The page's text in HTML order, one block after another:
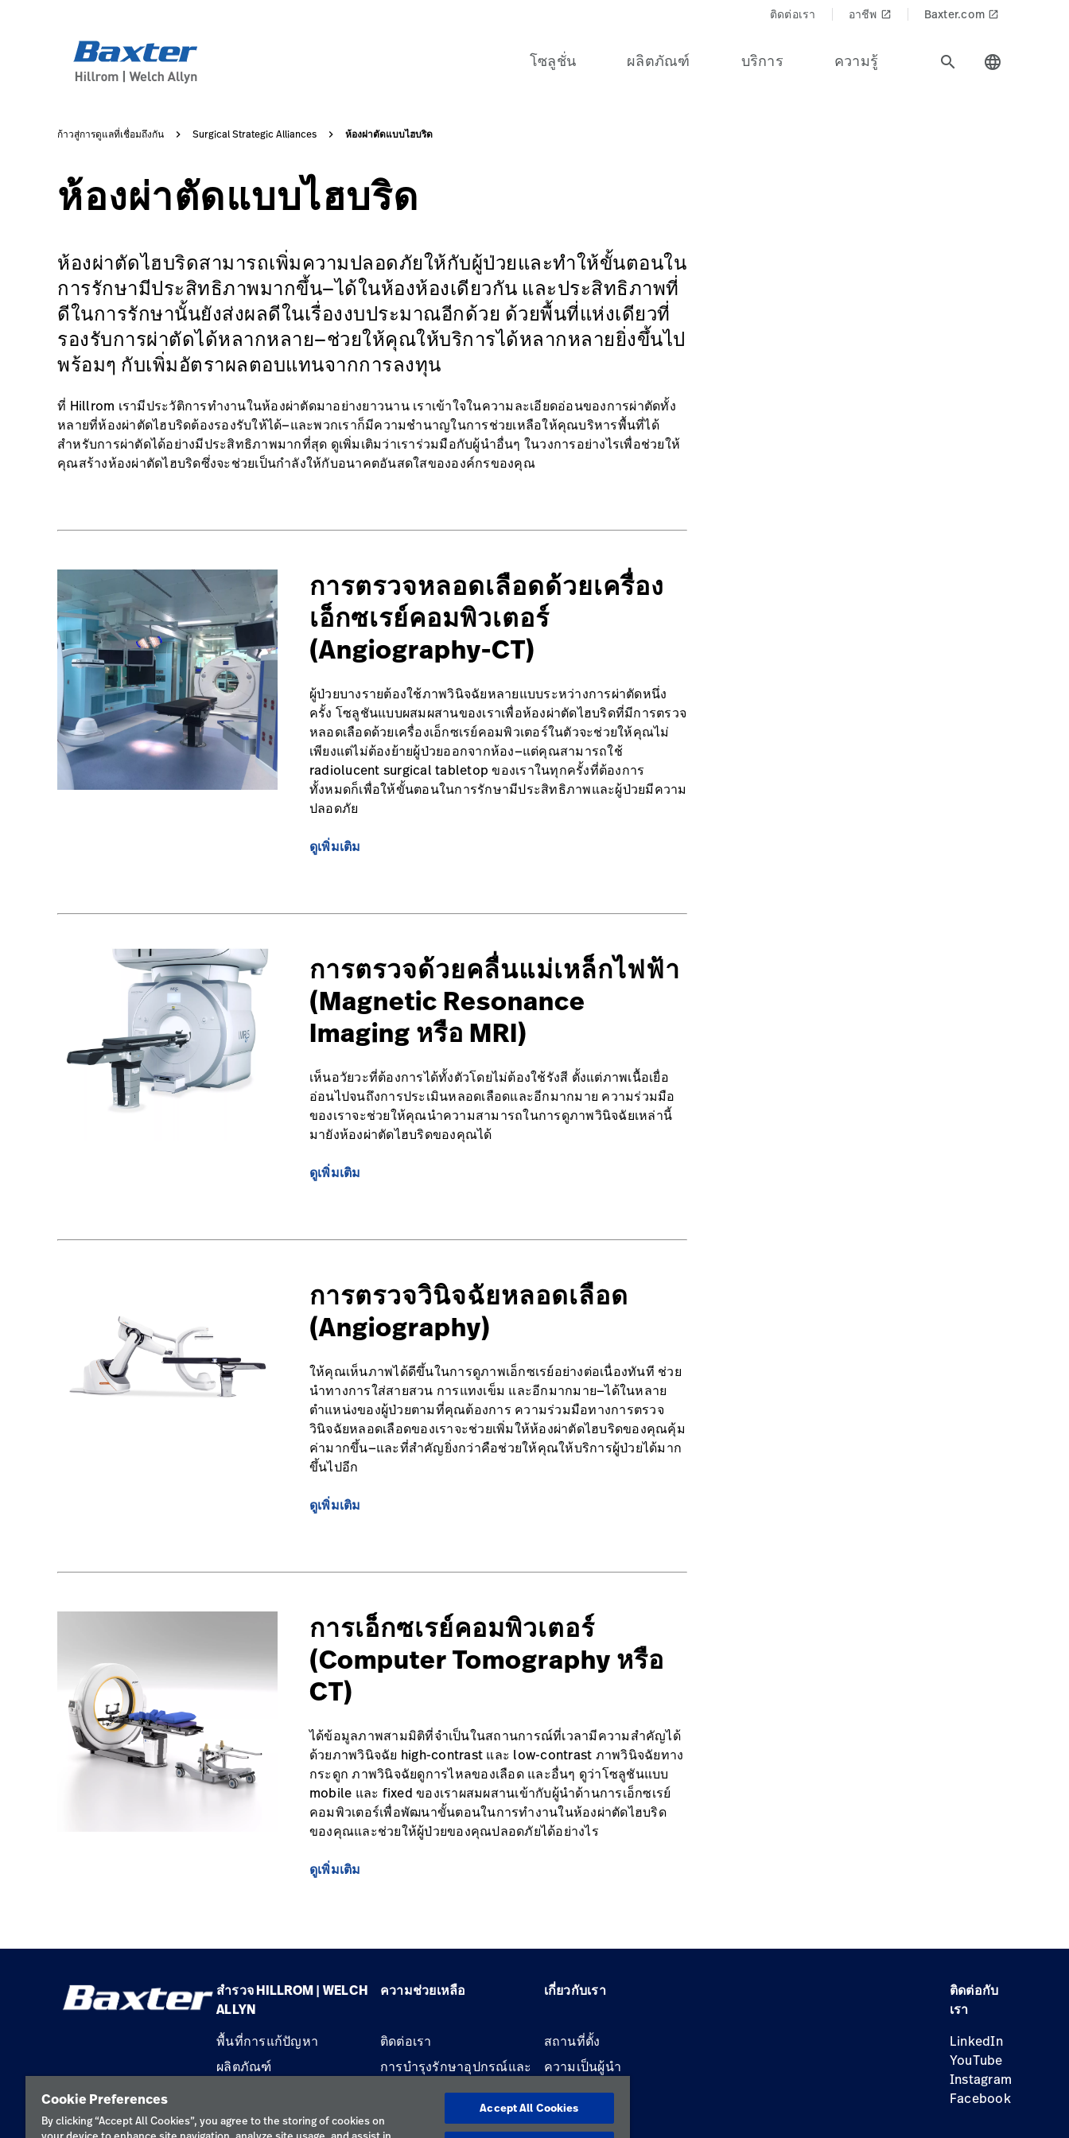
ติดต่อเรา อาชีพ launch Baxter.com launch
โซลูชั่น ผลิตภัณฑ์ บริการ ความรู้ search language
ก้าวสู่การดูแลที่เชื่อมถึงกัน Surgical Strategic Alliances ห้องผ่าตัดแบบไฮบริด
ห้องผ่าตัดแบบไฮบริด
ห้องผ่าตัดไฮบริดสามารถเพิ่มความปลอดภัยให้กับผู้ป่วยและทำให้ขั้นตอนใน
การรักษามีประสิทธิภาพมากขึ้น—ได้ในห้องห้องเดียวกัน และประสิทธิภาพที่
ดีในการรักษานั้นยังส่งผลดีในเรื่องงบประมาณอีกด้วย ด้วยพื้นที่แห่งเดียวที่
รองรับการผ่าตัดได้หลากหลาย—ช่วยให้คุณให้บริการได้หลากหลายยิ่งขึ้นไป
พร้อมๆ กับเพิ่มอัตราผลตอบแทนจากการลงทุน
ที่ Hillrom เรามีประวัติการทำงานในห้องผ่าตัดมาอย่างยาวนาน เราเข้าใจในความละเอียดอ่อนของการผ่าตัดทั้ง
หลายที่ห้องผ่าตัดไฮบริดต้องรองรับให้ได้—และพวกเราก็มีความชำนาญในการช่วยเหลือให้คุณบริหารพื้นที่ได้
สำหรับการผ่าตัดได้อย่างมีประสิทธิภาพมากที่สุด ดูเพิ่มเติมว่าเราร่วมมือกับผู้นำอื่นๆ ในวงการอย่างไรเพื่อช่วยให้
คุณสร้างห้องผ่าตัดไฮบริดซึ่งจะช่วยเป็นกำลังให้กับอนาคตอันสดใสขององค์กรของคุณ
การตรวจหลอดเลือดด้วยเครื่อง
เอ็กซเรย์คอมพิวเตอร์
(Angiography-CT)
ผู้ป่วยบางรายต้องใช้ภาพวินิจฉัยหลายแบบระหว่างการผ่าตัดหนึ่ง
ครั้ง โซลูชันแบบผสมผสานของเราเพื่อห้องผ่าตัดไฮบริดที่มีการตรวจ
หลอดเลือดด้วยเครื่องเอ็กซเรย์คอมพิวเตอร์ในตัวจะช่วยให้คุณไม่
เพียงแต่ไม่ต้องย้ายผู้ป่วยออกจากห้อง—แต่คุณสามารถใช้
radiolucent surgical tabletop ของเราในทุกครั้งที่ต้องการ
ทั้งหมดก็เพื่อให้ขั้นตอนในการรักษามีประสิทธิภาพและผู้ป่วยมีความ
ปลอดภัย
ดูเพิ่มเติม
การตรวจด้วยคลื่นแม่เหล็กไฟฟ้า
(Magnetic Resonance
Imaging หรือ MRI)
เห็นอวัยวะที่ต้องการได้ทั้งตัวโดยไม่ต้องใช้รังสี ตั้งแต่ภาพเนื้อเยื่อ
อ่อนไปจนถึงการประเมินหลอดเลือดและอีกมากมาย ความร่วมมือ
ของเราจะช่วยให้คุณนำความสามารถในการดูภาพวินิจฉัยเหล่านี้
มายังห้องผ่าตัดไฮบริดของคุณได้
ดูเพิ่มเติม
การตรวจวินิจฉัยหลอดเลือด
(Angiography)
ให้คุณเห็นภาพได้ดีขึ้นในการดูภาพเอ็กซเรย์อย่างต่อเนื่องทันที ช่วย
นำทางการใส่สายสวน การแทงเข็ม และอีกมากมาย—ได้ในหลาย
ตำแหน่งของผู้ป่วยตามที่คุณต้องการ ความร่วมมือทางการตรวจ
วินิจฉัยหลอดเลือดของเราจะช่วยเพิ่มให้ห้องผ่าตัดไฮบริดของคุณคุ้ม
ค่ามากขึ้น—และที่สำคัญยิ่งกว่าคือช่วยให้คุณให้บริการผู้ป่วยได้มาก
ขึ้นไปอีก
ดูเพิ่มเติม
การเอ็กซเรย์คอมพิวเตอร์
(Computer Tomography หรือ
CT)
ได้ข้อมูลภาพสามมิติที่จำเป็นในสถานการณ์ที่เวลามีความสำคัญได้
ด้วยภาพวินิจฉัย high-contrast และ low-contrast ภาพวินิจฉัยทาง
กระดูก ภาพวินิจฉัยดูการไหลของเลือด และอื่นๆ ดูว่าโซลูชันแบบ
mobile และ fixed ของเราผสมผสานเข้ากับผู้นำด้านการเอ็กซเรย์
คอมพิวเตอร์เพื่อพัฒนาขั้นตอนในการทำงานในห้องผ่าตัดไฮบริด
ของคุณและช่วยให้ผู้ป่วยของคุณปลอดภัยได้อย่างไร
ดูเพิ่มเติม
สำรวจ HILLROM | WELCH
ALLYN
ความช่วยเหลือ เกี่ยวกับเรา
พื้นที่การแก้ปัญหา
ผลิตภัณฑ์
ความรู้
ติดต่อเรา
การบำรุงรักษาอุปกรณ์และ
สถานที่ตั้ง
ความเป็นผู้นำ
ติดต่อกับ
เรา
LinkedIn
YouTube
Instagram
Facebook
Cookie Preferences
By clicking “Accept All Cookies”, you agree to the storing of cookies on
Accept All Cookies